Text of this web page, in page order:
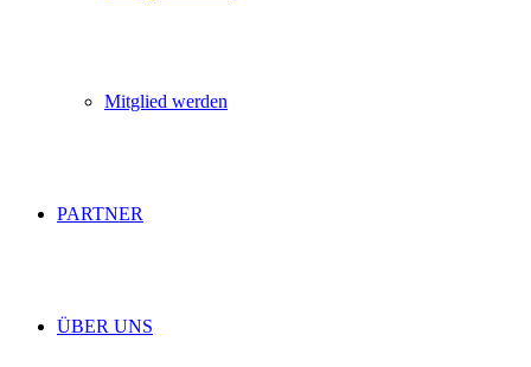
Mitglied werden
PARTNER
ÜBER UNS